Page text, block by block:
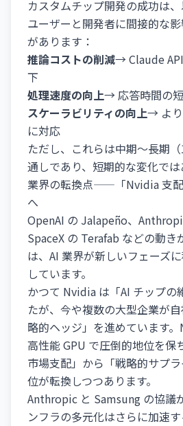
カスタムチップ開発の成功は
ユーザーと開発者に間接的な
があります：
推論コストの削減→ Claude
下
処理速度の向上→ 応答時間の
スケーラビリティの向上→ よ
に対応
ただし、これらは中期～長期
通しであり、短期的な変化では
業界の転換点——「Nvidia 支配
へ
OpenAI の Jalapeño、
SpaceX の Terafab などの動き
は、AI 業界が新しいフェーズ
しています。
かつて Nvidia は「AI チップの
たが、今や複数の大型企業が
略的ヘッジ」を進めています
高性能 GPU で圧倒的地位を保
市場支配」から「戦略的サプ
位が転換しつつあります。
Anthropic と Samsung の協議
ンフラの多元化はさらに加速す